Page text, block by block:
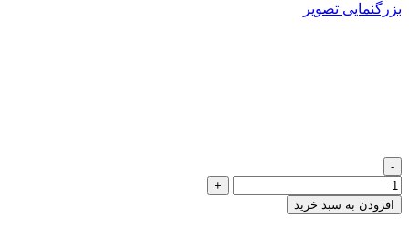
بزرگنمایی تصویر
افزودن به سبد خرید